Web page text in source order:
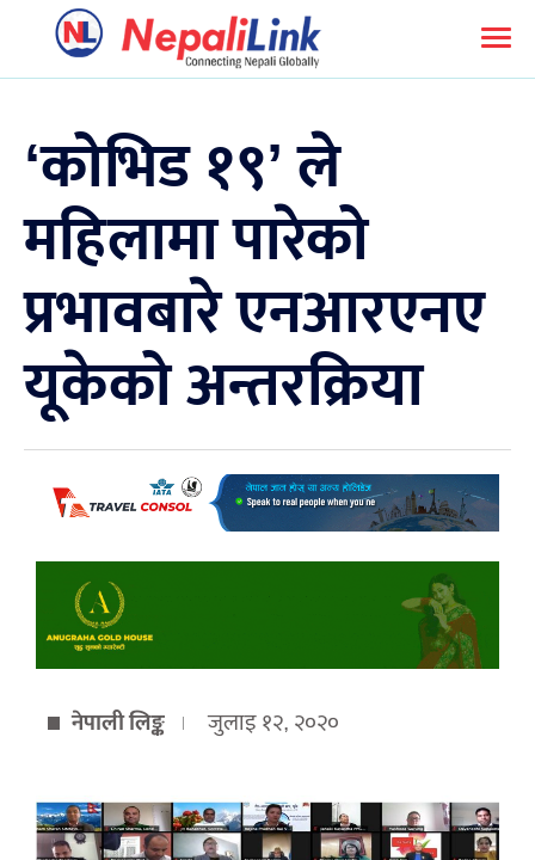
‘कोभिड १९’ ले
महिलामा पारेको
प्रभावबारे एनआरएनए
यूकेको अन्तरक्रिया
नेपाली लिङ्क जुलाइ १२, २०२०